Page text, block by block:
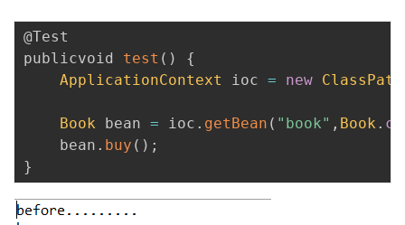
@Test
publicvoid test ( )
{
ApplicationContext
ioc = new
Book bean = ioc . getBean ( "book" , Book .
	bean
. buy ( ) ;
}